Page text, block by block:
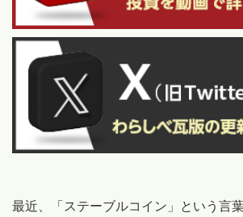
最近、「ステーブルコイン」という言